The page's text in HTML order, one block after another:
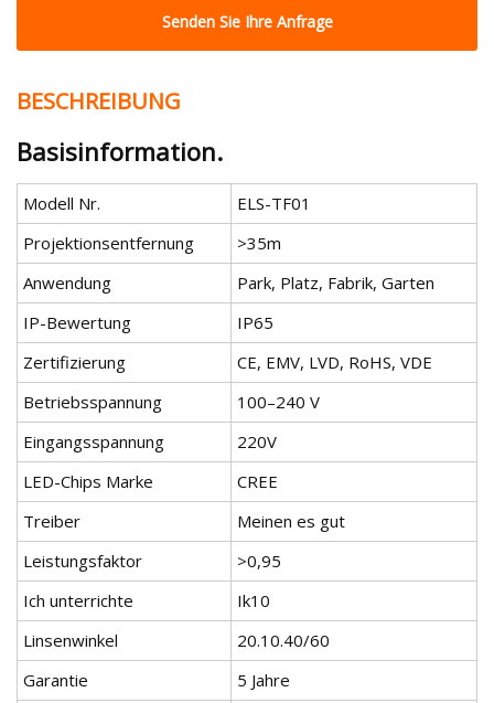
Senden Sie Ihre Anfrage
BESCHREIBUNG
Basisinformation.
Modell Nr.
ELS-TF01
Projektionsentfernung
>35m
Anwendung
Park, Platz, Fabrik, Garten
IP-Bewertung
IP65
Zertifizierung
CE, EMV, LVD, RoHS, VDE
Betriebsspannung
100–240 V
Eingangsspannung
220V
LED-Chips Marke
CREE
Treiber
Meinen es gut
Leistungsfaktor
>0,95
Ich unterrichte
Ik10
Linsenwinkel
20.10.40/60
Garantie
5 Jahre